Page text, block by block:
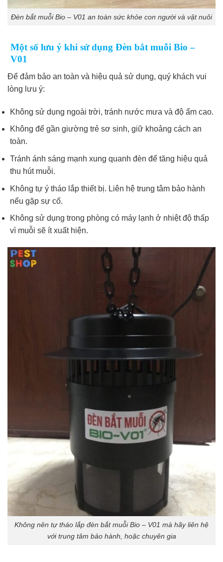
Đèn bắt muỗi Bio – V01 an toàn sức khỏe con người và vật nuôi
Một số lưu ý khi sử dụng Đèn bắt muỗi Bio –
V01
Để đảm bảo an toàn và hiệu quả sử dụng, quý khách vui
lòng lưu ý:
Không sử dụng ngoài trời, tránh nước mưa và độ ẩm cao.
Không để gần giường trẻ sơ sinh, giữ khoảng cách an
toàn.
Tránh ánh sáng mạnh xung quanh đèn để tăng hiệu quả
thu hút muỗi.
Không tự ý tháo lắp thiết bị. Liên hệ trung tâm bảo hành
nếu gặp sự cố.
Không sử dụng trong phòng có máy lạnh ở nhiệt độ thấp
vì muỗi sẽ ít xuất hiện.
Không nên tự tháo lắp đèn bắt muỗi Bio – V01 mà hãy liên hệ
với trung tâm bảo hành, hoặc chuyên gia